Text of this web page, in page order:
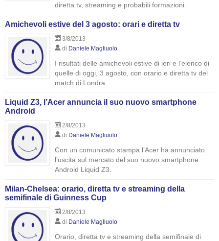
diretta tv, streaming e probabili formazioni.
Amichevoli estive del 3 agosto: orari e diretta tv
3/8/2013
di Daniele Magliuolo
I risultati delle amichevoli estive di ieri e l’elenco di
quelle di oggi, 3 agosto, con orario e diretta tv del
match di Londra.
Liquid Z3, l’Acer annuncia il suo nuovo smartphone
Android
2/8/2013
di Daniele Magliuolo
Con un comunicato stampa l’Acer ha annunciato
l’uscita sul mercato del suo nuovo smartphone
Android Liquid Z3.
Milan-Chelsea: orario, diretta tv e streaming della
semifinale di Guinness Cup
2/8/2013
di Daniele Magliuolo
Orario, diretta tv e streaming della semifinale di